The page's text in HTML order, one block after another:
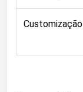
Customização